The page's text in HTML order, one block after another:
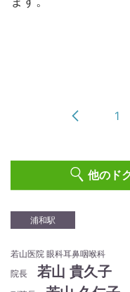
1
他のド
浦和駅
若山医院 眼科耳鼻咽喉科
院長
若山 貴久子